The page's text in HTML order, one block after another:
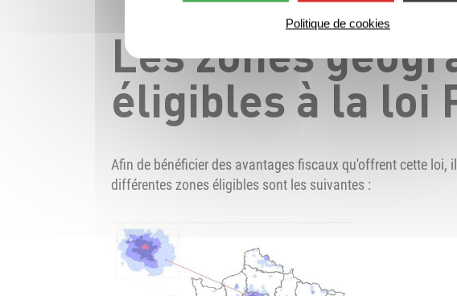
Les zones
éligibles à la loi
Afin de bénéficier des avantages fiscaux qu'offrent cette
différentes zones éligibles sont les suivantes :
Politique de cookies